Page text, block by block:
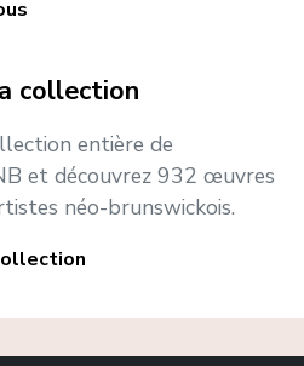
collection
entière de
et découvrez 932 œuvres
néo-brunswickois.